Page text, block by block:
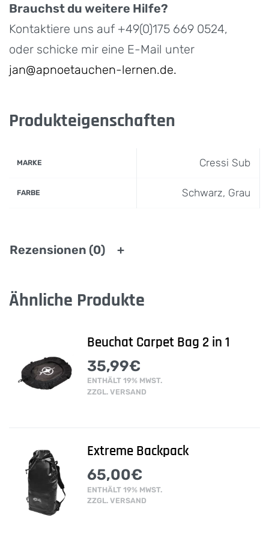
Brauchst du weitere Hilfe?
Kontaktiere uns auf +49(0)175 669 0524,
oder schicke mir eine E-Mail unter
jan@apnoetauchen-lernen.de.
Produkteigenschaften
MARKE Cressi Sub
FARBE Schwarz, Grau
Rezensionen (0)
Ähnliche Produkte
Beuchat Carpet Bag 2 in 1
35,99€
ENTHÄLT 19% MWST.
ZZGL. VERSAND
Extreme Backpack
65,00€
ENTHÄLT 19% MWST.
ZZGL. VERSAND